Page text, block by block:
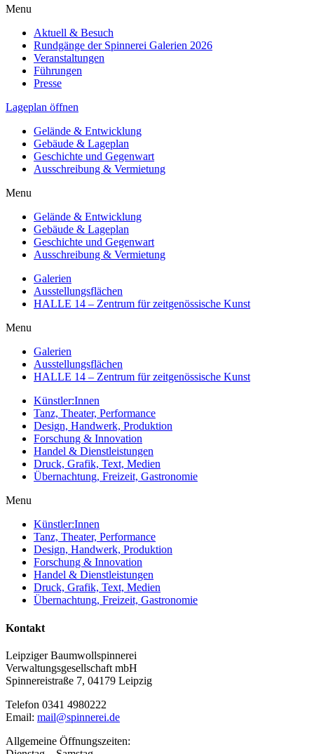
Menu
Aktuell & Besuch
Rundgänge der Spinnerei Galerien 2026
Veranstaltungen
Führungen
Presse
Lageplan öffnen
Gelände & Entwicklung
Gebäude & Lageplan
Geschichte und Gegenwart
Ausschreibung & Vermietung
Menu
Gelände & Entwicklung
Gebäude & Lageplan
Geschichte und Gegenwart
Ausschreibung & Vermietung
Galerien
Ausstellungsflächen
HALLE 14 – Zentrum für zeitgenössische Kunst
Menu
Galerien
Ausstellungsflächen
HALLE 14 – Zentrum für zeitgenössische Kunst
Künstler:Innen
Tanz, Theater, Performance
Design, Handwerk, Produktion
Forschung & Innovation
Handel & Dienstleistungen
Druck, Grafik, Text, Medien
Übernachtung, Freizeit, Gastronomie
Menu
Künstler:Innen
Tanz, Theater, Performance
Design, Handwerk, Produktion
Forschung & Innovation
Handel & Dienstleistungen
Druck, Grafik, Text, Medien
Übernachtung, Freizeit, Gastronomie
Kontakt
Leipziger Baumwollspinnerei
Verwaltungsgesellschaft mbH
Spinnereistraße 7, 04179 Leipzig
Telefon 0341 4980222
Email: mail@spinnerei.de
Allgemeine Öffnungszeiten: